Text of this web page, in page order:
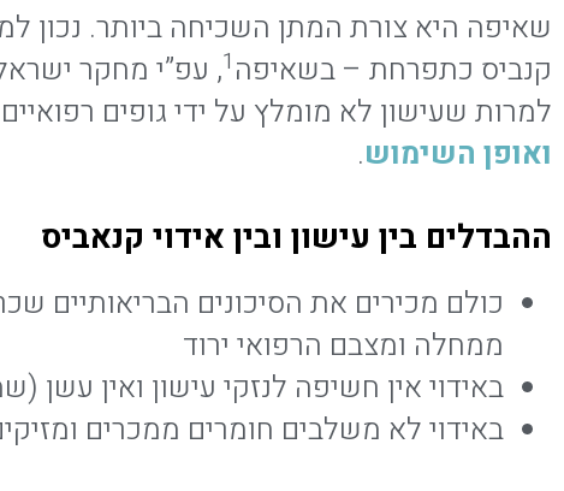
קנביס כתפרחת – בשאיפה 1, עפ”י מחקר ישראלי, כ-75% מתוך מטופלי קנביס רפואי בשאיפה –
למרות שעישון לא מומלץ על ידי גופים
ואופן השימוש.
ההבדלים בין עישון ובין אידוי קנאביס
כולם מכירים את הסיכונים הבריאותיים
ממחלה ומצבם הרפואי ירוד
באידוי אין חשיפה לנזקי עישון ואין
באידוי לא משלבים חומרים ממכרים